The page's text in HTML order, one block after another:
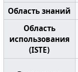
Область знаний
Область
использования
(ISTE)